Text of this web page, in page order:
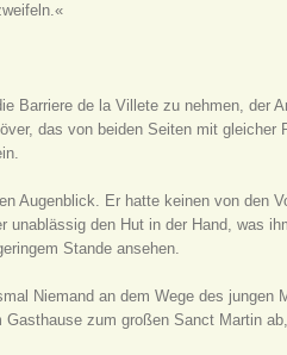
Barriere de la Villete zu nehmen, der
das von beiden Seiten mit gleicher
Augenblick. Er hatte keinen von den
den Hut in der Hand, was
Stande ansehen.
Niemand an dem Wege des jungen
zum großen Sanct Martin